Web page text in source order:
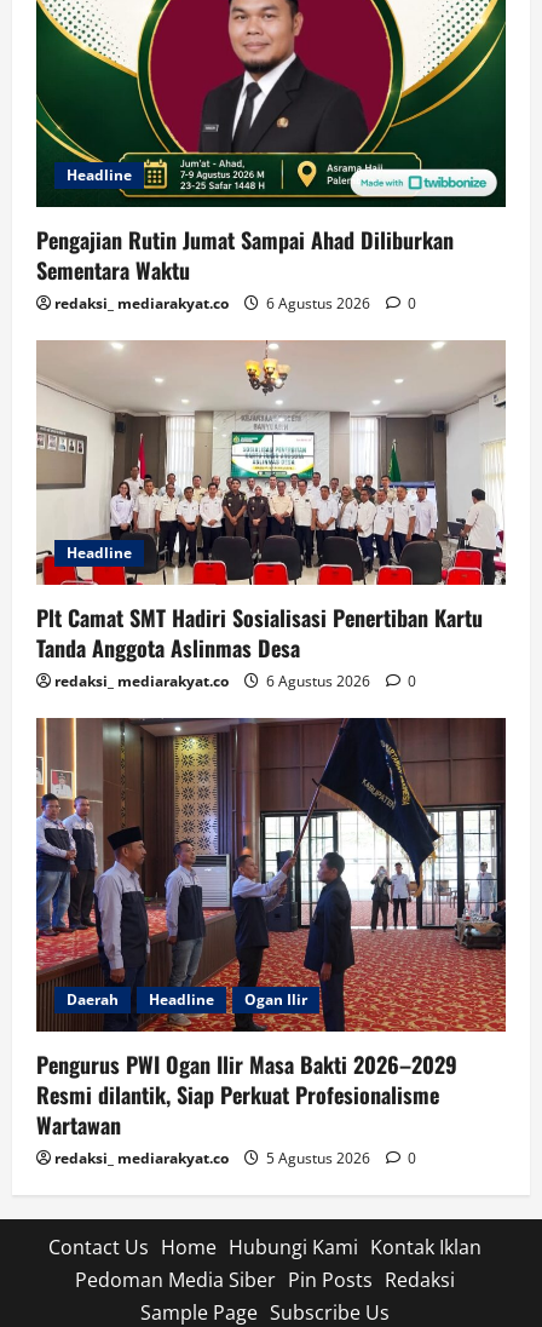
Headline
Pengajian Rutin Jumat Sampai Ahad Diliburkan
Sementara Waktu
redaksi_ mediarakyat.co 6 Agustus 2026 0
Headline
Plt Camat SMT Hadiri Sosialisasi Penertiban Kartu
Tanda Anggota Aslinmas Desa
redaksi_ mediarakyat.co 6 Agustus 2026 0
Daerah Headline Ogan Ilir
Pengurus PWI Ogan Ilir Masa Bakti 2026–2029
Resmi dilantik, Siap Perkuat Profesionalisme
Wartawan
redaksi_ mediarakyat.co 5 Agustus 2026 0
Contact Us Home Hubungi Kami Kontak Iklan
Pedoman Media Siber Pin Posts Redaksi
Sample Page Subscribe Us